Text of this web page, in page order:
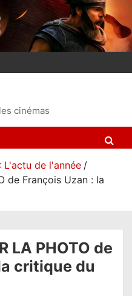
cinémas
L'actu de l'année
de François Uzan : la
LA PHOTO de
critique du